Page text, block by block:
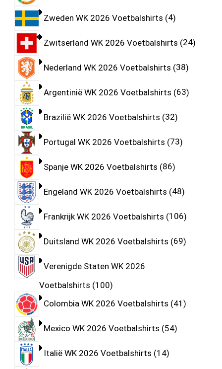
Zweden WK 2026 Voetbalshirts 4
Zwitserland WK 2026 Voetbalshirts 24
Nederland WK 2026 Voetbalshirts 38
Argentinië WK 2026 Voetbalshirts 63
Brazilië WK 2026 Voetbalshirts 32
Portugal WK 2026 Voetbalshirts 73
Spanje WK 2026 Voetbalshirts 86
Engeland WK 2026 Voetbalshirts 48
Frankrijk WK 2026 Voetbalshirts 106
Duitsland WK 2026 Voetbalshirts 69
Verenigde Staten WK 2026
Voetbalshirts 100
Colombia WK 2026 Voetbalshirts 41
Mexico WK 2026 Voetbalshirts 54
Italië WK 2026 Voetbalshirts 14